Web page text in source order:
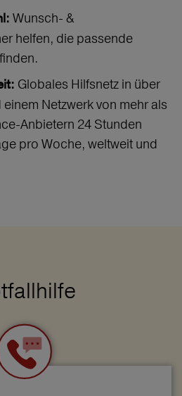
Wunsch‑ &
helfen, die passende
Globales Hilfsnetz in über
Netzwerk von mehr als
Anbietern 24 Stunden
pro Woche, weltweit und